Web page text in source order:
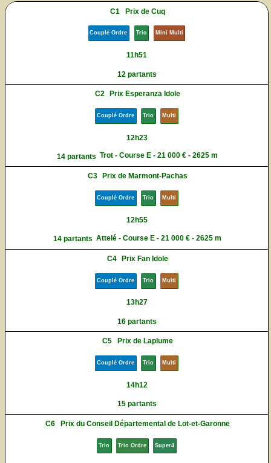
C1 Prix de Cuq
Couplé Ordre Trio Mini Multi
11h51
12 partants
C2 Prix Esperanza Idole
Couplé Ordre Trio Multi
12h23
14 partants Trot - Course E - 21 000 € - 2625 m
C3 Prix de Marmont-Pachas
Couplé Ordre Trio Multi
12h55
14 partants Attelé - Course E - 21 000 € - 2625 m
C4 Prix Fan Idole
Couplé Ordre Trio Multi
13h27
16 partants
C5 Prix de Laplume
Couplé Ordre Trio Multi
14h12
15 partants
C6 Prix du Conseil Départemental de Lot-et-Garonne
Trio Trio Ordre Super4